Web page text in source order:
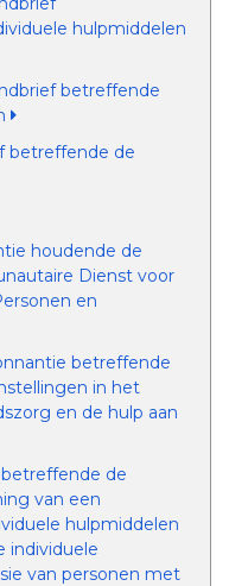
hulpmiddelen
betreffende
betreffende de
houdende de
Dienst voor
en
betreffende
in het
en de hulp aan
de
van een
hulpmiddelen
individuele
van personen met